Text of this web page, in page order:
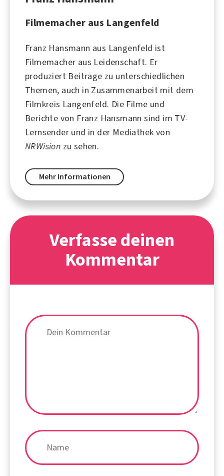
Filmemacher aus Langenfeld
Franz Hansmann aus Langenfeld ist
Filmemacher aus Leidenschaft. Er
produziert Beiträge zu unterschiedlichen
Themen, auch in Zusammenarbeit mit dem
Filmkreis Langenfeld. Die Filme und
Berichte von Franz Hansmann sind im TV-
Lernsender und in der Mediathek von
NRWision zu sehen.
Mehr Informationen
Verfasse deinen
Kommentar